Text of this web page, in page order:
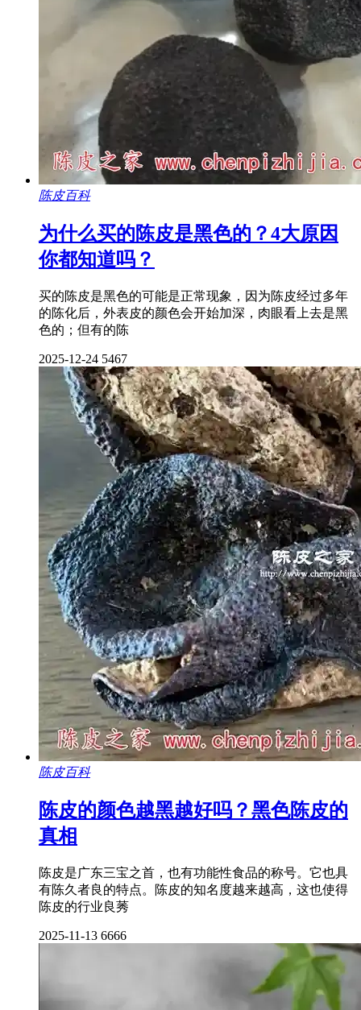
陈皮百科
为什么买的陈皮是黑色的？4大原因
你都知道吗？
买的陈皮是黑色的可能是正常现象，因为陈皮经过多年
的陈化后，外表皮的颜色会开始加深，肉眼看上去是黑
色的；但有的陈
2025-12-24 5467
陈皮百科
陈皮的颜色越黑越好吗？黑色陈皮的
真相
陈皮是广东三宝之首，也有功能性食品的称号。它也具
有陈久者良的特点。陈皮的知名度越来越高，这也使得
陈皮的行业良莠
2025-11-13 6666